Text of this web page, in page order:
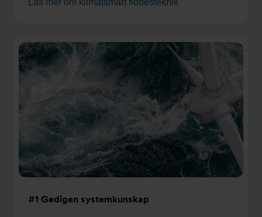
Läs mer om klimatsmart flödesteknik
#1 Gedigen systemkunskap